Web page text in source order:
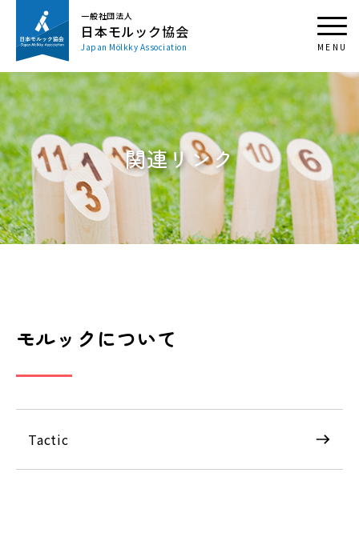
一般社団法人
日本モルック協会
Japan Mölkky Association
関連リンク
モルックについて
Tactic